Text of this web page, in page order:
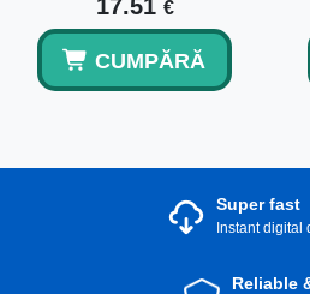
17.51 €
CUMPĂRĂ
Super fast
Instant digital
Reliable